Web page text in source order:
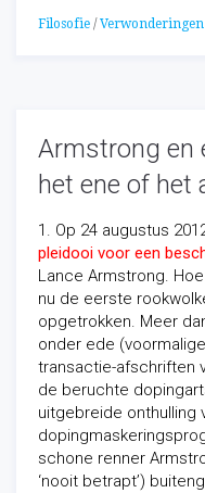
Filosofie / Verwonderingen
Armstrong en
het ene of het
1. Op 24 augustus
pleidooi voor een
Lance Armstrong.
nu de eerste
opgetrokken. Meer
onder ede
transactie-afschriften
de beruchte
uitgebreide
schone renner
‘nooit betrapt’)